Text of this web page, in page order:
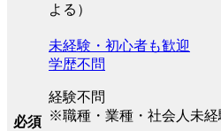
よる）
必須
未経験・初心者も歓迎
学歴不問
経験不問
※職種・業種・社会人未経